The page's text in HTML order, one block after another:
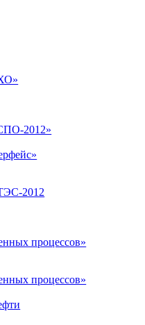
2012»
2012
процессов»
процессов»